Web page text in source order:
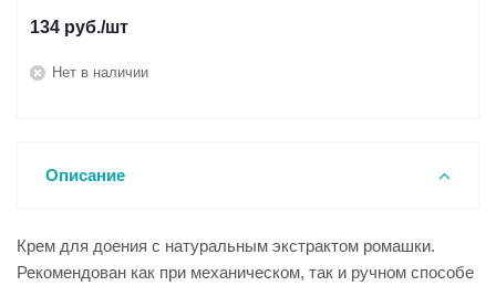
134 руб./шт
Нет в наличии
Описание
Крем для доения с натуральным экстрактом ромашки.
Рекомендован как при механическом, так и ручном способе